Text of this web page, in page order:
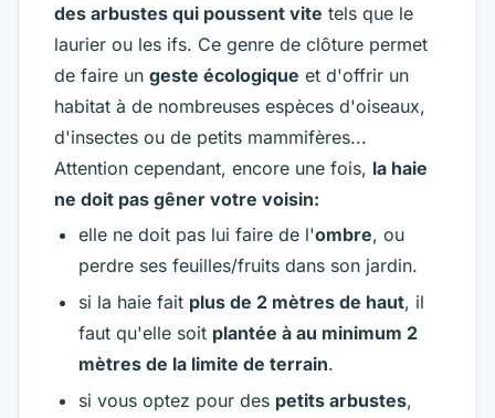
des arbustes qui poussent vite tels que le
laurier ou les ifs. Ce genre de clôture permet
de faire un geste écologique et d'offrir un
habitat à de nombreuses espèces d'oiseaux,
d'insectes ou de petits mammifères...
Attention cependant, encore une fois, la haie
ne doit pas gêner votre voisin:
elle ne doit pas lui faire de l'ombre, ou
perdre ses feuilles/fruits dans son jardin.
si la haie fait plus de 2 mètres de haut, il
faut qu'elle soit plantée à au minimum 2
mètres de la limite de terrain.
si vous optez pour des petits arbustes,